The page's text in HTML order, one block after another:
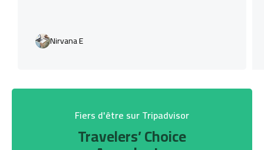
Nirvana E
Fiers d'être sur Tripadvisor
Travelers’ Choice